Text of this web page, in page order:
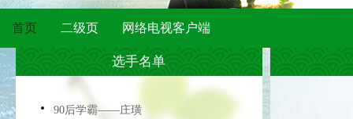
首页 二级页 网络电视客户端
选手名单
90后学霸——庄璜